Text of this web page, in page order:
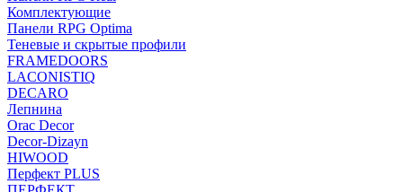
Комплектующие
Панели RPG Optima
Теневые и скрытые профили
FRAMEDOORS
LACONISTIQ
DECARO
Лепнина
Orac Decor
Decor-Dizayn
HIWOOD
Перфект PLUS